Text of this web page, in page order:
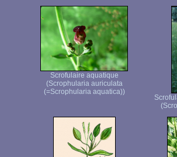
Scrofulaire aquatique
(Scrophularia auriculata
(=Scrophularia aquatica))